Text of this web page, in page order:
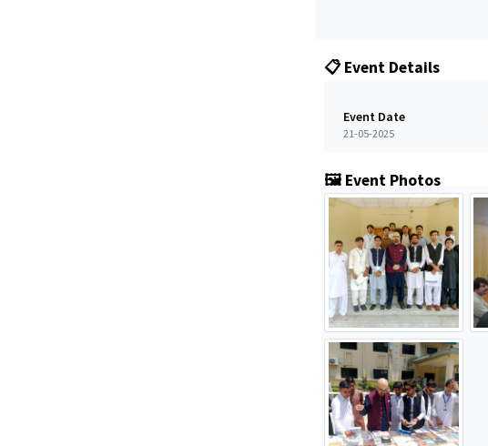
📋 Event Details
Event Date
21-05-2025
🖼️ Event Photos